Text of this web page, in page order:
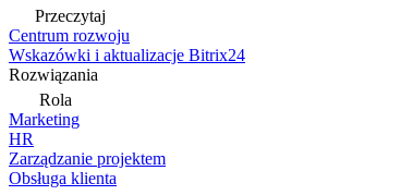
Przeczytaj
Centrum rozwoju
Wskazówki i aktualizacje Bitrix24
Rozwiązania
Rola
Marketing
HR
Zarządzanie projektem
Obsługa klienta